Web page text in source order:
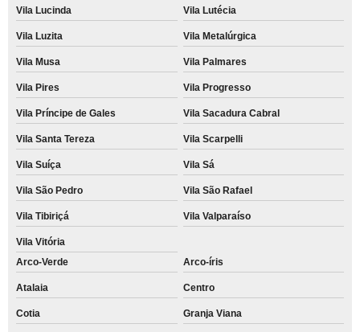
Vila Lucinda Vila Lutécia
Vila Luzita Vila Metalúrgica
Vila Musa Vila Palmares
Vila Pires Vila Progresso
Vila Príncipe de Gales Vila Sacadura Cabral
Vila Santa Tereza Vila Scarpelli
Vila Suíça Vila Sá
Vila São Pedro Vila São Rafael
Vila Tibiriçá Vila Valparaíso
Vila Vitória
Arco-Verde
Arco-íris
Atalaia Centro
Cotia Granja Viana